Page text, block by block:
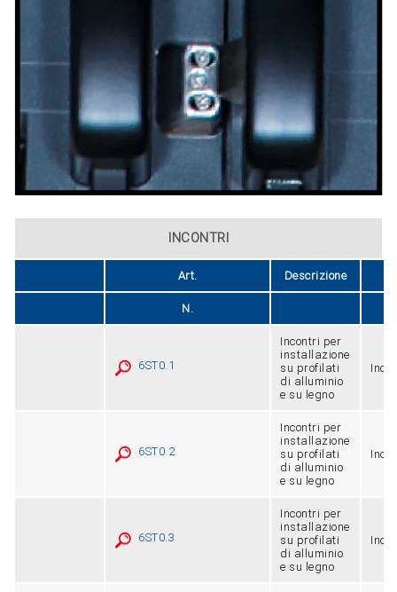
INCONTRI
Art. Descrizione
N.
6ST0.1
Incontri per
installazione
su profilati
di alluminio
e su legno
Inox
6ST0.2
Incontri per
installazione
su profilati
di alluminio
e su legno
Inox
6ST0.3
Incontri per
installazione
su profilati
di alluminio
e su legno
Inox